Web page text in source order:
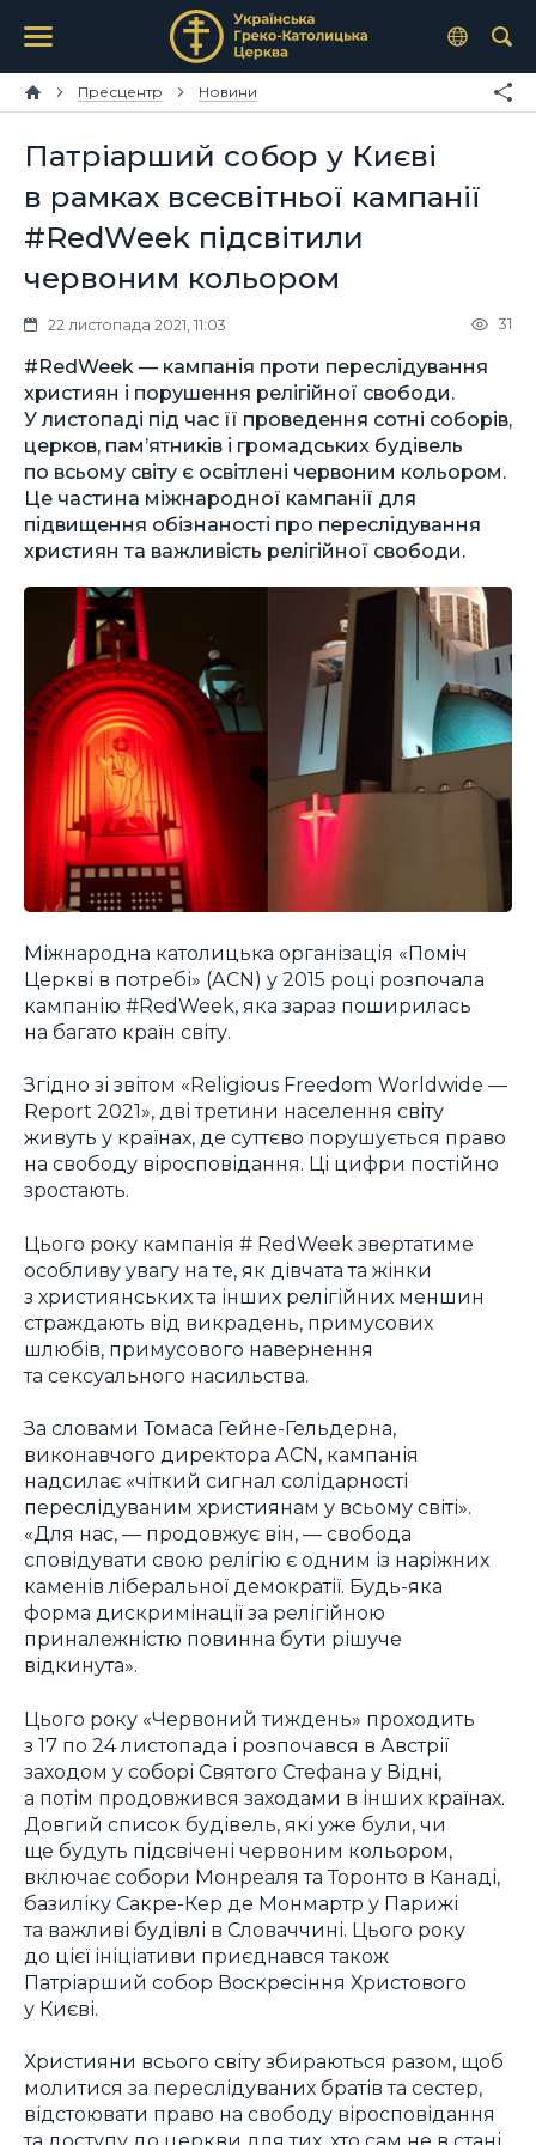
Пресцентр Новини
Патріарший собор у Києві
в рамках всесвітньої кампанії
#RedWeek підсвітили
червоним кольором
22 листопада 2021, 11:03 31
#RedWeek — кампанія проти переслідування
християн і порушення релігійної свободи.
У листопаді під час її проведення сотні соборів,
церков, пам’ятників і громадських будівель
по всьому світу є освітлені червоним кольором.
Це частина міжнародної кампанії для
підвищення обізнаності про переслідування
християн та важливість релігійної свободи.
Міжнародна католицька організація «Поміч
Церкві в потребі» (ACN) у 2015 році розпочала
кампанію #RedWeek, яка зараз поширилась
на багато країн світу.
Згідно зі звітом «Religious Freedom Worldwide —
Report 2021», дві третини населення світу
живуть у країнах, де суттєво порушується право
на свободу віросповідання. Ці цифри постійно
зростають.
Цього року кампанія # RedWeek звертатиме
особливу увагу на те, як дівчата та жінки
з християнських та інших релігійних меншин
страждають від викрадень, примусових
шлюбів, примусового навернення
та сексуального насильства.
За словами Томаса Гейне-Гельдерна,
виконавчого директора ACN, кампанія
надсилає «чіткий сигнал солідарності
переслідуваним християнам у всьому світі».
«Для нас, — продовжує він, — свобода
сповідувати свою релігію є одним із наріжних
каменів ліберальної демократії. Будь-яка
форма дискримінації за релігійною
приналежністю повинна бути рішуче
відкинута».
Цього року «Червоний тиждень» проходить
з 17 по 24 листопада і розпочався в Австрії
заходом у соборі Святого Стефана у Відні,
а потім продовжився заходами в інших країнах.
Довгий список будівель, які уже були, чи
ще будуть підсвічені червоним кольором,
включає собори Монреаля та Торонто в Канаді,
базиліку Сакре-Кер де Монмартр у Парижі
та важливі будівлі в Словаччині. Цього року
до цієї ініціативи приєднався також
Патріарший собор Воскресіння Христового
у Києві.
Християни всього світу збираються разом, щоб
молитися за переслідуваних братів та сестер,
відстоювати право на свободу віросповідання